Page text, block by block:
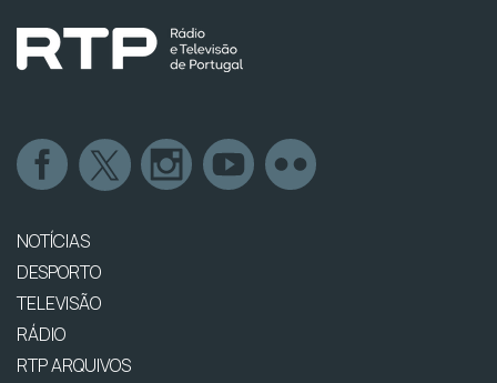
NOTÍCIAS
DESPORTO
TELEVISÃO
RÁDIO
RTP ARQUIVOS